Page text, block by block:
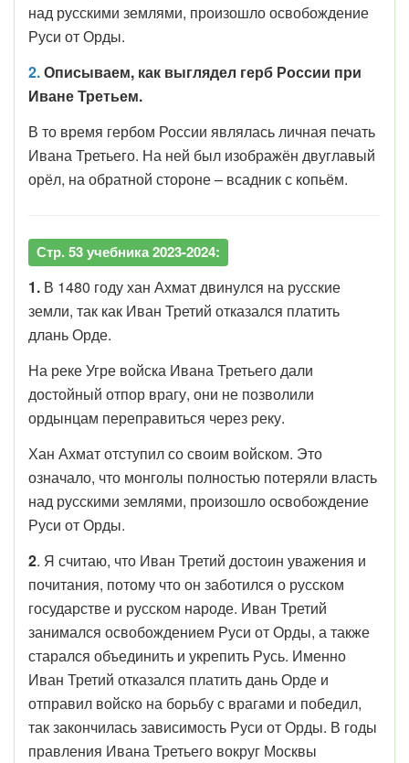
над русскими землями, произошло освобождение
Руси от Орды.
2.Описываем, как выглядел герб России при
Иване Третьем.
В то время гербом России являлась личная печать
Ивана Третьего. На ней был изображён двуглавый
орёл, на обратной стороне – всадник с копьём.
Стр. 53 учебника 2023-2024:
1. В 1480 году хан Ахмат двинулся на русские
земли, так как Иван Третий отказался платить
длань Орде.
На реке Угре войска Ивана Третьего дали
достойный отпор врагу, они не позволили
ордынцам переправиться через реку.
Хан Ахмат отступил со своим войском. Это
означало, что монголы полностью потеряли власть
над русскими землями, произошло освобождение
Руси от Орды.
2. Я считаю, что Иван Третий достоин уважения и
почитания, потому что он заботился о русском
государстве и русском народе. Иван Третий
занимался освобождением Руси от Орды, а также
старался объединить и укрепить Русь. Именно
Иван Третий отказался платить дань Орде и
отправил войско на борьбу с врагами и победил,
так закончилась зависимость Руси от Орды. В годы
правления Ивана Третьего вокруг Москвы